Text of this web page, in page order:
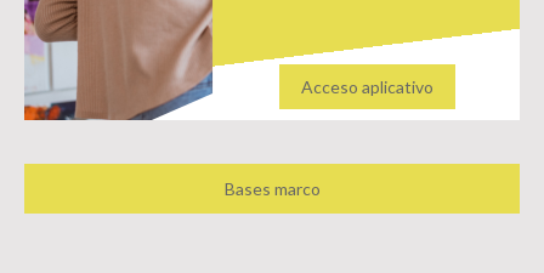
Acceso aplicativo
Bases marco